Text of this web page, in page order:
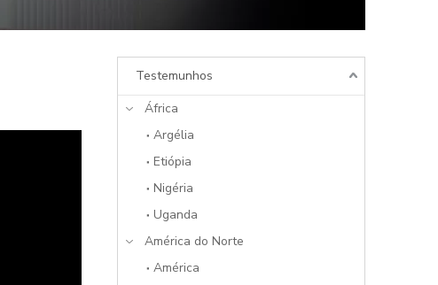
Testemunhos
África
Argélia
Etiópia
Nigéria
Uganda
América do Norte
América